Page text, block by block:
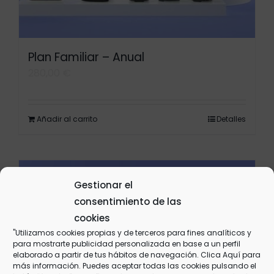
Gestionar el
consentimiento de las
cookies
"Utilizamos cookies propias y de terceros para fines analíticos y
para mostrarte publicidad personalizada en base a un perfil
elaborado a partir de tus hábitos de navegación. Clica Aquípara
más información. Puedes aceptar todas las cookies pulsando el
Plan Familiar – Anual
Añadir al carrito Detalles